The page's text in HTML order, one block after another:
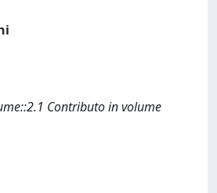
Contributo in volume